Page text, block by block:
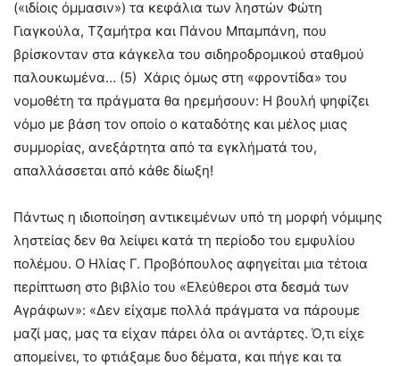
(«ιδίοις όμμασιν») τα κεφάλια των ληστών Φώτη
Γιαγκούλα, Τζαμήτρα και Πάνου Μπαμπάνη, που
βρίσκονταν στα κάγκελα του σιδηροδρομικού σταθμού
παλουκωμένα… (5) Χάρις όμως στη «φροντίδα» του
νομοθέτη τα πράγματα θα ηρεμήσουν: Η βουλή ψηφίζει
νόμο με βάση τον οποίο ο καταδότης και μέλος μιας
συμμορίας, ανεξάρτητα από τα εγκλήματά του,
απαλλάσσεται από κάθε δίωξη!
Πάντως η ιδιοποίηση αντικειμένων υπό τη μορφή νόμιμης
ληστείας δεν θα λείψει κατά τη περίοδο του εμφυλίου
πολέμου. Ο Ηλίας Γ. Προβόπουλος αφηγείται μια τέτοια
περίπτωση στο βιβλίο του «Ελεύθεροι στα δεσμά των
Αγράφων»: «Δεν είχαμε πολλά πράγματα να πάρουμε
μαζί μας, μας τα είχαν πάρει όλα οι αντάρτες. Ό,τι είχε
απομείνει, το φτιάξαμε δυο δέματα, και πήγε και τα